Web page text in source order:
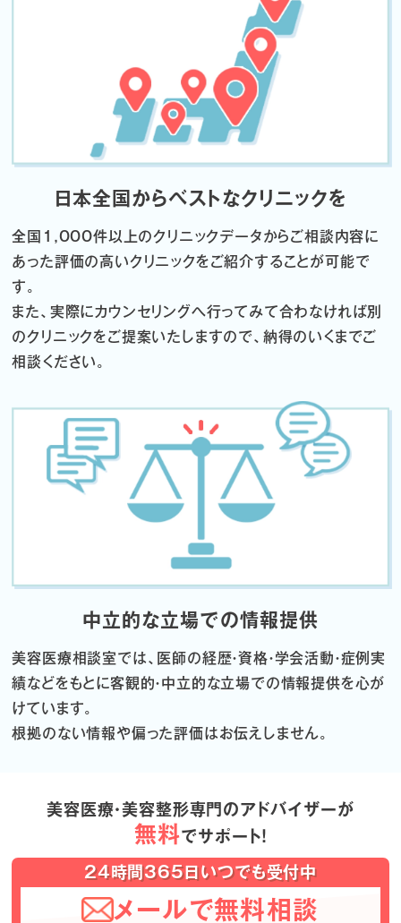
日本全国からベストなクリニックを
全国1,000件以上のクリニックデータからご相談内容に
あった評価の高いクリニックをご紹介することが可能で
す。
また、実際にカウンセリングへ行ってみて合わなければ別
のクリニックをご提案いたしますので、納得のいくまでご
相談ください。
中立的な立場での情報提供
美容医療相談室では、医師の経歴・資格・学会活動・症例実
績などをもとに客観的・中立的な立場での情報提供を心が
けています。
根拠のない情報や偏った評価はお伝えしません。
美容医療・美容整形専門のアドバイザーが
無料でサポート！
24時間365日いつでも受付中
メールで無料相談